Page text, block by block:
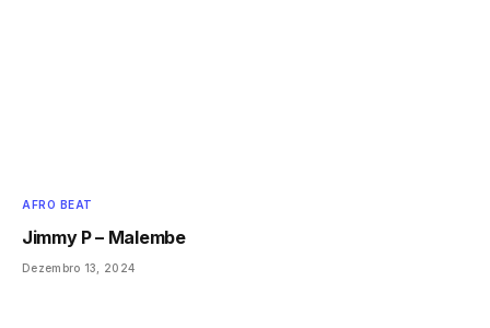
AFRO BEAT
Jimmy P – Malembe
Dezembro 13, 2024